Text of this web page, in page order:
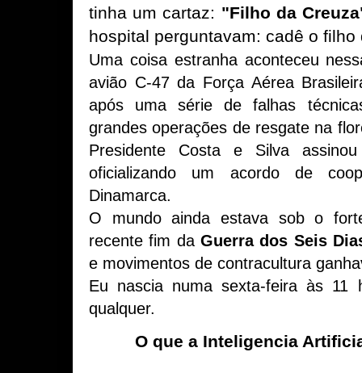
tinha um cartaz: "Filho da
hospital perguntavam: cadê o filho
Uma coisa estranha aconteceu
avião C-47 da Força Aérea
após uma série de falhas
grandes operações de resgate na
Presidente Costa e Silva
oficializando um acordo de
Dinamarca.
O mundo ainda estava sob o
recente fim da Guerra dos Seis
e movimentos de contracultura
Eu nascia numa sexta-feira às 11
qualquer.
O que a Inteligencia